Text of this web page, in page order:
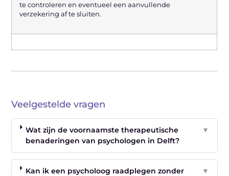
te controleren en eventueel een aanvullende
verzekering af te sluiten.
Veelgestelde vragen
Wat zijn de voornaamste therapeutische
benaderingen van psychologen in Delft?
▼
Kan ik een psycholoog raadplegen zonder
▼